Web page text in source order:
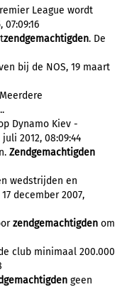
League wordt
zendgemachtigden. De
bij de NOS, 19 maart
Dynamo Kiev -
2012, 08:09:44
Zendgemachtigden
wedstrijden en
december 2007,
zendgemachtigden om
club minimaal 200.000
geen